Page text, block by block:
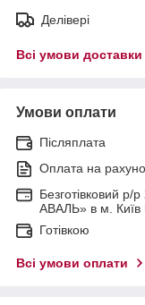
Делівері
Всі умови доставки
Умови оплати
Післяплата
Оплата на
Безготівковий
АВАЛЬ» в м.
Готівкою
Всі умови оплати